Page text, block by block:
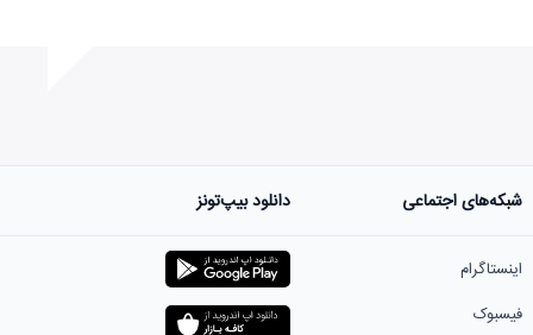
شبکه‌های اجتماعی
اینستاگرام
فیسبوک
دانلود بیپ‌تونز